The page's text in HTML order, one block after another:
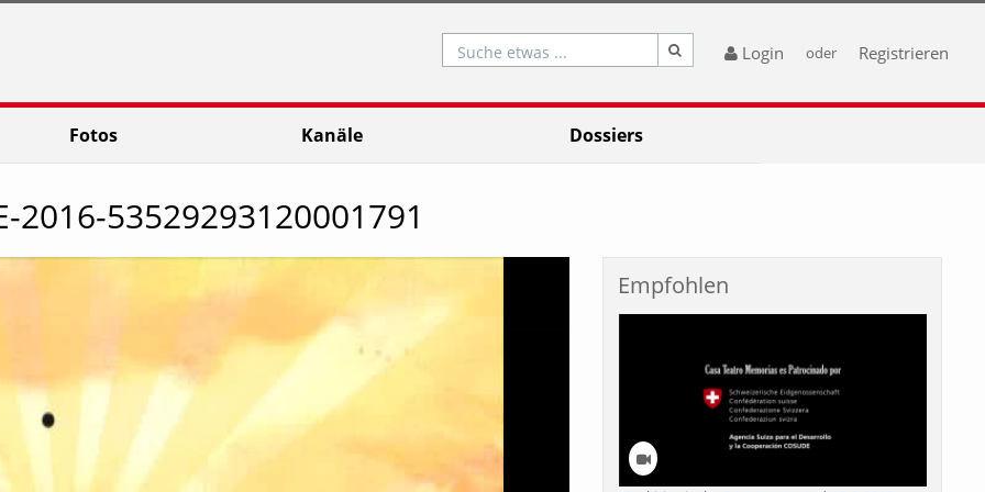
Suche etwas ... Login oder Registrieren
Fotos Kanäle Dossiers
2016-53529293120001791
Empfohlen